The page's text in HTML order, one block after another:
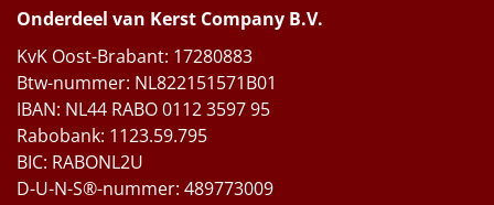
Onderdeel van Kerst Company B.V.
KvK Oost-Brabant: 17280883
Btw-nummer: NL822151571B01
IBAN: NL44 RABO 0112 3597 95
Rabobank: 1123.59.795
BIC: RABONL2U
D-U-N-S®-nummer: 489773009